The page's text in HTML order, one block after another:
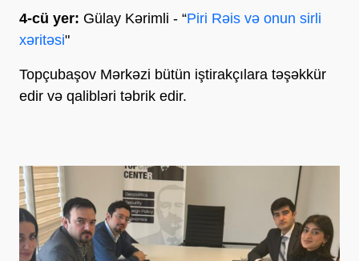
4-cü yer: Gülay Kərimli - “Piri Rəis və onun sirli
xəritəsi"
Topçubaşov Mərkəzi bütün iştirakçılara təşəkkür
edir və qalibləri təbrik edir.